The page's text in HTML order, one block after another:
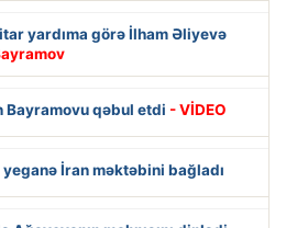
yardıma görə İlham Əliyevə
Bayramovu qəbul etdi - VİDEO
İran məktəbini bağladı